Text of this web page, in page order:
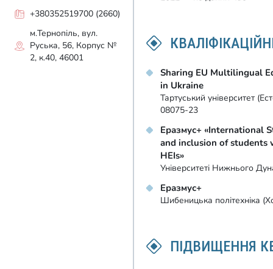
+380352519700 (2660)
м.Тернопіль, вул.
Руська, 56, Корпус №
2, к.40, 46001
Sharing EU Multilingual
in Ukraine
Тартуський університет
08075-23
Еразмус+ «International
and inclusion of
HEIs»
Університеті Нижнього
Еразмус+
Шибеницька політехніка
ПІДВИЩЕННЯ